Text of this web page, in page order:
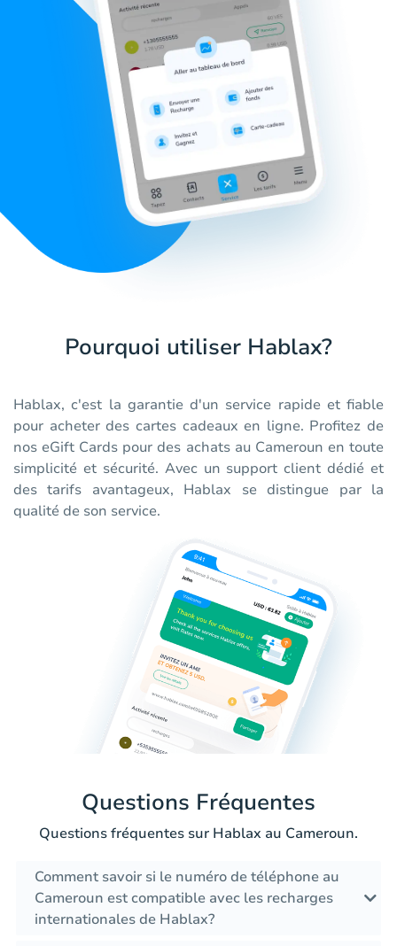
Pourquoi utiliser Hablax?
Hablax, c'est la garantie d'un service rapide et fiable
pour acheter des cartes cadeaux en ligne. Profitez de
nos eGift Cards pour des achats au Cameroun en toute
simplicité et sécurité. Avec un support client dédié et
des tarifs avantageux, Hablax se distingue par la
qualité de son service.
Questions Fréquentes
Questions fréquentes sur Hablax au Cameroun.
Comment savoir si le numéro de téléphone au
Cameroun est compatible avec les recharges
internationales de Hablax?